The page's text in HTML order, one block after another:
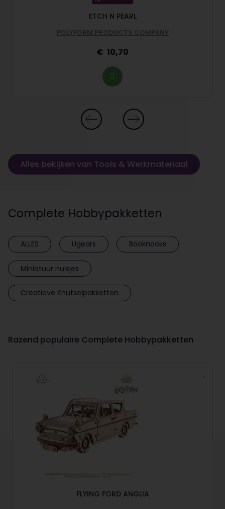
ETCH N PEARL
POLYFORM PRODUCTS COMPANY
10,70
Alles bekijken van Tools & Werkmateriaal
Complete Hobbypakketten
ALLES Ugears Booknooks
Miniatuur huisjes
Creatieve Knutselpakketten
Razend populaire Complete Hobbypakketten
FLYING FORD ANGLIA